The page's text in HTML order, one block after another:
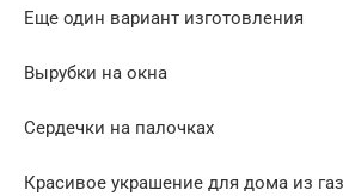
Еще один вариант изготовления
Вырубки на окна
Сердечки на палочках
Красивое украшение для дома из